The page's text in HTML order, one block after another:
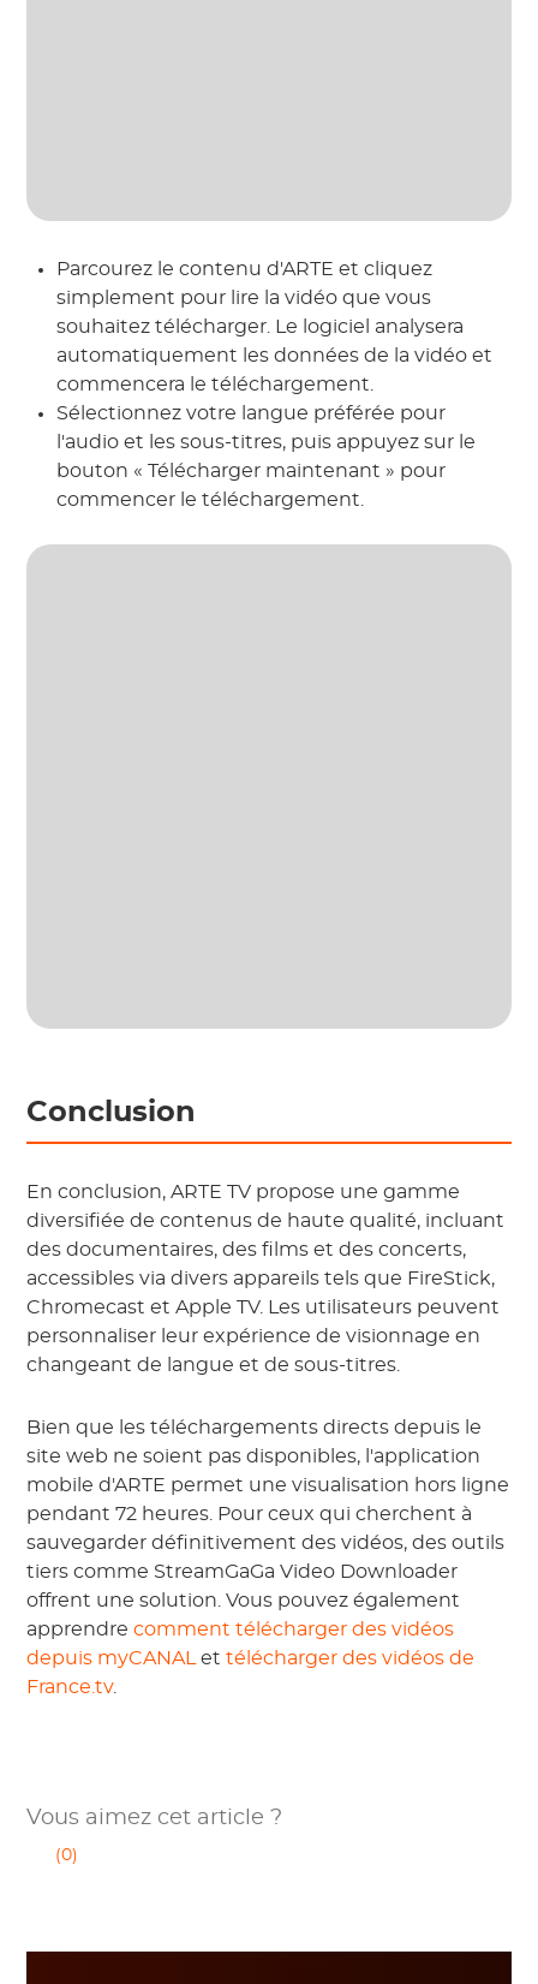
Parcourez le contenu d'ARTE et cliquez
simplement pour lire la vidéo que vous
souhaitez télécharger. Le logiciel analysera
automatiquement les données de la vidéo et
commencera le téléchargement.
Sélectionnez votre langue préférée pour
l'audio et les sous-titres, puis appuyez sur le
bouton « Télécharger maintenant » pour
commencer le téléchargement.
Conclusion
En conclusion, ARTE TV propose une gamme
diversifiée de contenus de haute qualité, incluant
des documentaires, des films et des concerts,
accessibles via divers appareils tels que FireStick,
Chromecast et Apple TV. Les utilisateurs peuvent
personnaliser leur expérience de visionnage en
changeant de langue et de sous-titres.
Bien que les téléchargements directs depuis le
site web ne soient pas disponibles, l'application
mobile d'ARTE permet une visualisation hors ligne
pendant 72 heures. Pour ceux qui cherchent à
sauvegarder définitivement des vidéos, des outils
tiers comme StreamGaGa Video Downloader
offrent une solution. Vous pouvez également
apprendrecomment télécharger des vidéos
depuis myCANAL
ettélécharger des vidéos de
France.tv.
Vous aimez cet article ?
(0)